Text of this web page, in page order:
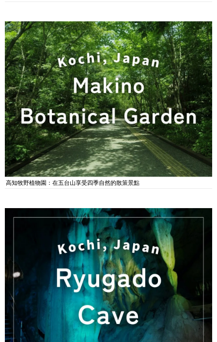
高知牧野植物園：在五台山享受四季自然的散策景點